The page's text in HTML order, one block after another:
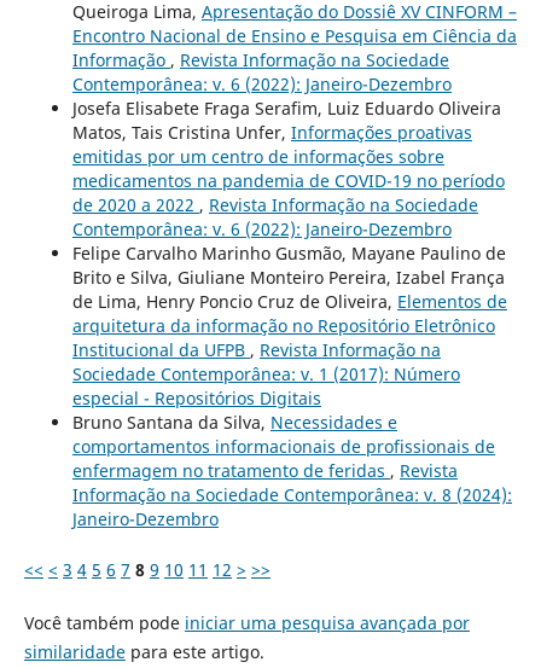
Queiroga Lima, Apresentação do Dossiê XV CINFORM –
Encontro Nacional de Ensino e Pesquisa em Ciência da
Informação , Revista Informação na Sociedade
Contemporânea: v. 6 (2022): Janeiro-Dezembro
Josefa Elisabete Fraga Serafim, Luiz Eduardo Oliveira
Matos, Tais Cristina Unfer, Informações proativas
emitidas por um centro de informações sobre
medicamentos na pandemia de COVID-19 no período
de 2020 a 2022 , Revista Informação na Sociedade
Contemporânea: v. 6 (2022): Janeiro-Dezembro
Felipe Carvalho Marinho Gusmão, Mayane Paulino de
Brito e Silva, Giuliane Monteiro Pereira, Izabel França
de Lima, Henry Poncio Cruz de Oliveira, Elementos de
arquitetura da informação no Repositório Eletrônico
Institucional da UFPB , Revista Informação na
Sociedade Contemporânea: v. 1 (2017): Número
especial - Repositórios Digitais
Bruno Santana da Silva, Necessidades e
comportamentos informacionais de profissionais de
enfermagem no tratamento de feridas , Revista
Informação na Sociedade Contemporânea: v. 8 (2024):
Janeiro-Dezembro
<< < 3 4 5 6 7 8 9 10 11 12 > >>
Você também pode iniciar uma pesquisa avançada por
similaridadepara este artigo.